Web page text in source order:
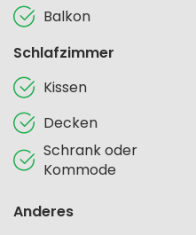
Balkon
Schlafzimmer
Kissen
Decken
Schrank oder
Kommode
Anderes